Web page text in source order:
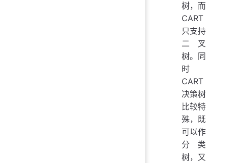
树，而
CART
只支持
二叉
树。同
时
CART
决策树
比较特
殊，既
可以作
分类
树，又